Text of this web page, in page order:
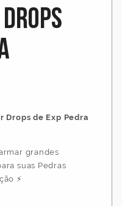
Drops de Exp Pedra
grandes
suas Pedras
⚡